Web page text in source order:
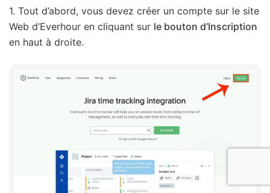
1. Tout d’abord, vous devez créer un compte sur le site
Web d’Everhour en cliquant sur le bouton d’Inscription
en haut à droite.